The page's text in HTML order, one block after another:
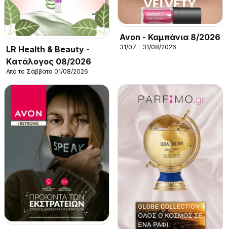
LR Health & Beauty -
Kατάλογος 08/2026
Από το Σάββατο 01/08/2026
Avon - Καμπάνια 8/2026
31/07 - 31/08/2026